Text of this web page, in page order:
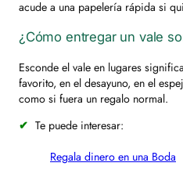
acude a una papelería rápida si
¿Cómo entregar un vale
Esconde el vale en lugares
favorito, en el desayuno, en el
como si fuera un regalo normal.
Te puede interesar:
Regala dinero en una Boda